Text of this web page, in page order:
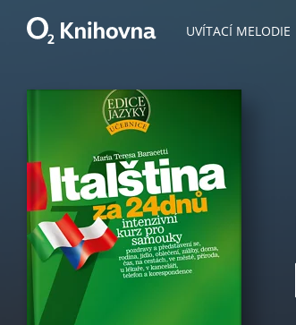
UVÍTACÍ MELODIE